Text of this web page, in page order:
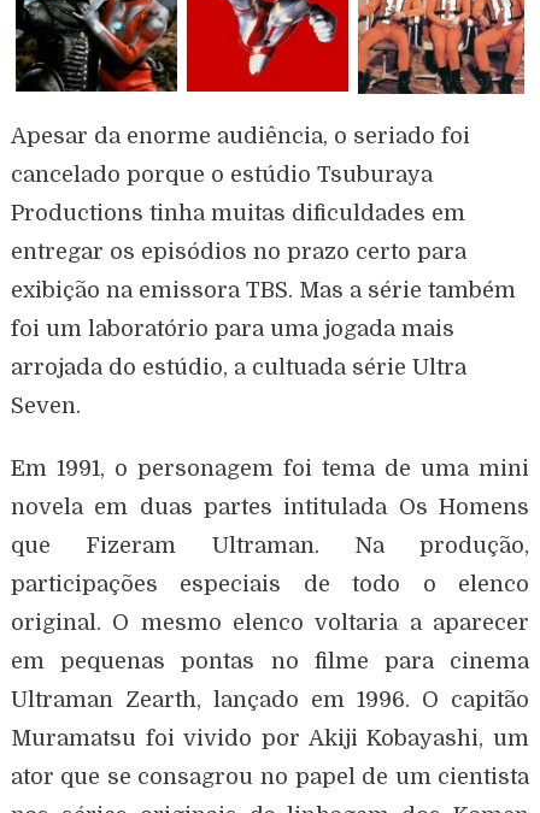
Apesar da enorme audiência, o seriado foi
cancelado porque o estúdio Tsuburaya
Productions tinha muitas dificuldades em
entregar os episódios no prazo certo para
exibição na emissora TBS. Mas a série também
foi um laboratório para uma jogada mais
arrojada do estúdio, a cultuada série Ultra
Seven.
Em 1991, o personagem foi tema de uma mini
novela em duas partes intitulada Os Homens
que Fizeram Ultraman. Na produção,
participações especiais de todo o elenco
original. O mesmo elenco voltaria a aparecer
em pequenas pontas no filme para cinema
Ultraman Zearth, lançado em 1996. O capitão
Muramatsu foi vivido por Akiji Kobayashi, um
ator que se consagrou no papel de um cientista